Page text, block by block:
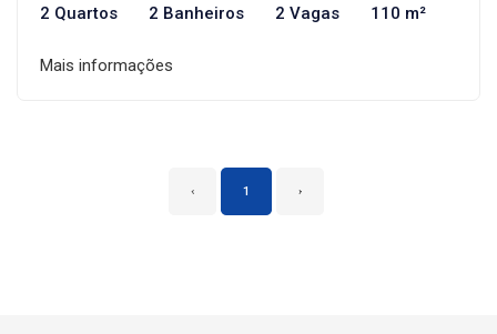
2 Quartos 2 Banheiros 2 Vagas 110 m²
Mais informações
‹ 1 ›